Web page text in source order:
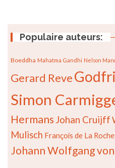
Populaire auteurs:
Boeddha Mahatma Gandhi Nelson
Gerard Reve
Simon
Hermans Johan Cruijff
Mulisch François de La
Johann Wolfgang